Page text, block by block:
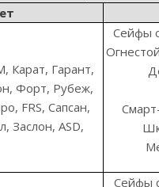
Карат, Гарант,
Форт, Рубеж,
FRS, Сапсан,
Заслон, ASD,
Сейфы
Сейфы